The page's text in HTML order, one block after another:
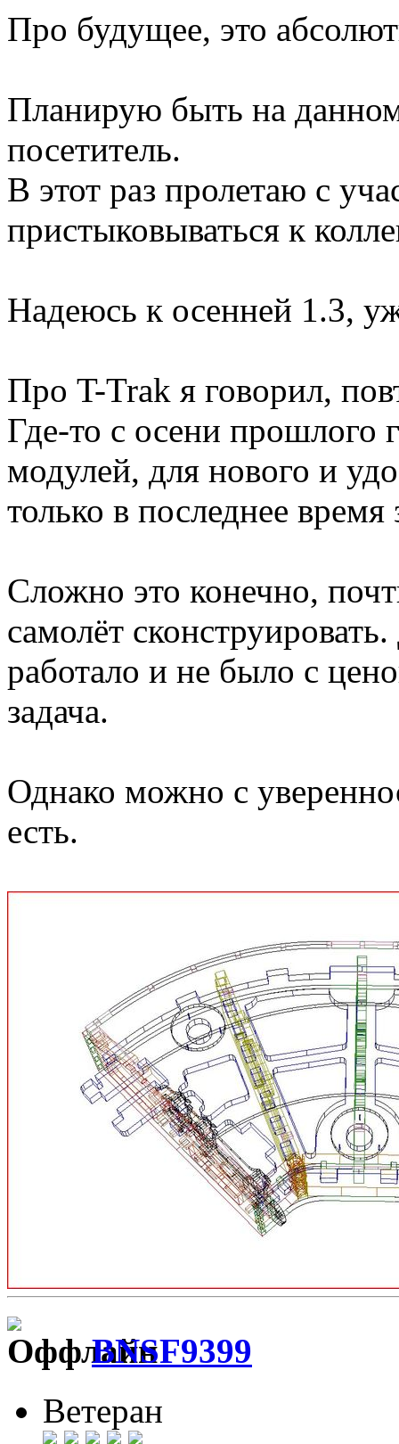
Про будущее, это
Планирую быть на
посетитель.
В этот раз пролетаю с
пристыковываться к
Надеюсь к осенней 1.3,
Про T-Trak я говорил,
Где-то с осени прошлого
модулей, для нового и
только в последнее
Сложно это конечно,
самолёт
работало и не было с
задача.
Однако можно с
есть.
BNSF9399
Ветеран